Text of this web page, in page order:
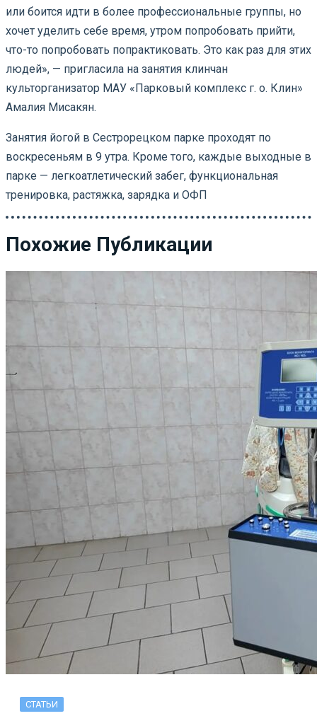
или боится идти в более профессиональные группы, но
хочет уделить себе время, утром попробовать прийти,
что-то попробовать попрактиковать. Это как раз для этих
людей», — пригласила на занятия клинчан
культорганизатор МАУ «Парковый комплекс г. о. Клин»
Амалия Мисакян.
Занятия йогой в Сестрорецком парке проходят по
воскресеньям в 9 утра. Кроме того, каждые выходные в
парке — легкоатлетический забег, функциональная
тренировка, растяжка, зарядка и ОФП
Похожие Публикации
СТАТЬИ